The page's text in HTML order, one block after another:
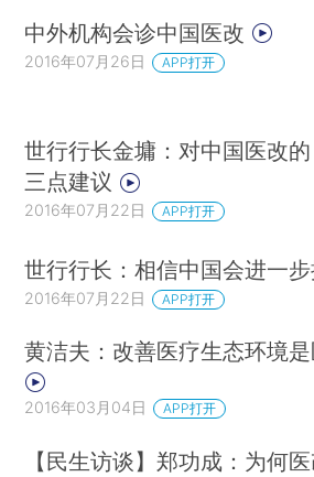
中外机构会诊中国医改
2016年07月26日 APP打开
世行行长金墉：对中国医改的
三点建议
2016年07月22日 APP打开
世行行长：相信中国会进一
2016年07月22日 APP打开
黄洁夫：改善医疗生态环境
2016年03月04日 APP打开
【民生访谈】郑功成：为何